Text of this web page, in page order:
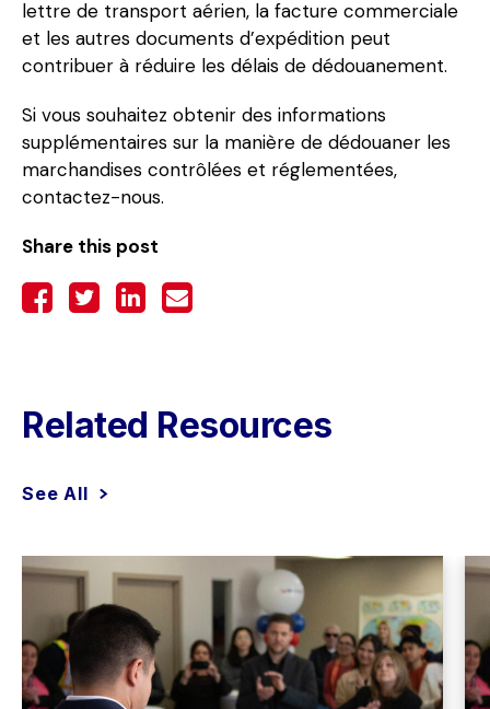
Share this post
lettre de transport aérien, la facture commerciale
et les autres documents d’expédition peut
contribuer à réduire les délais de dédouanement.
Si vous souhaitez obtenir des informations
supplémentaires sur la manière de dédouaner les
marchandises contrôlées et réglementées,
contactez-nous.
Related Resources
See All